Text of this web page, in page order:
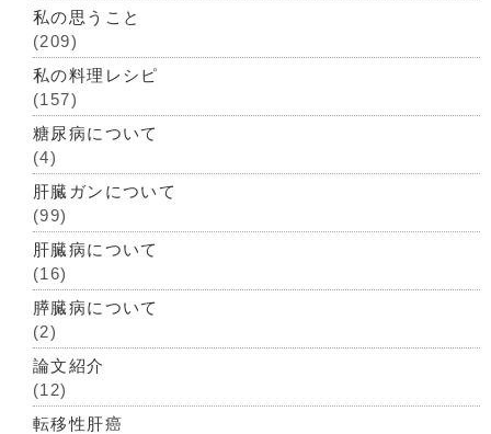
私の思うこと
(209)
私の料理レシピ
(157)
糖尿病について
(4)
肝臓ガンについて
(99)
肝臓病について
(16)
膵臓病について
(2)
論文紹介
(12)
転移性肝癌